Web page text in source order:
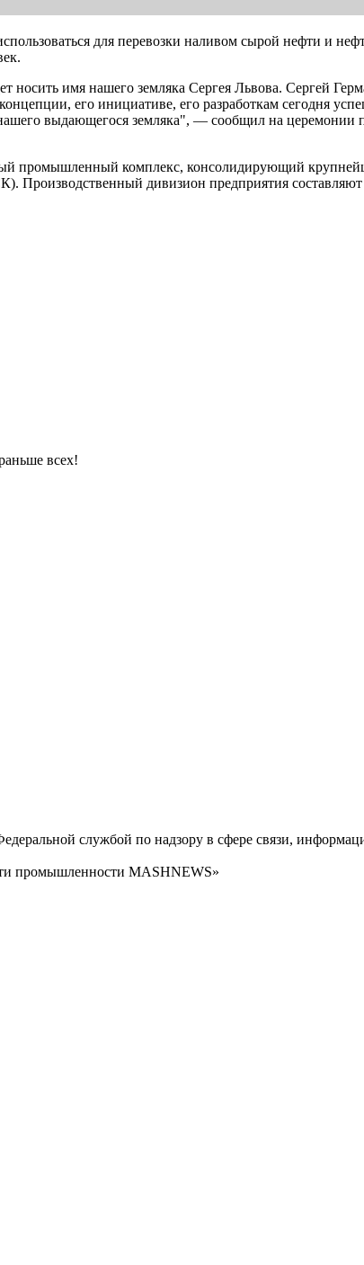
для перевозки наливом сырой нефти и
носить имя нашего земляка Сергея Львова. Сергей
его инициативе, его разработкам сегодня
выдающегося земляка", — сообщил на церемонии
комплекс, консолидирующий
Производственный дивизион предприятия
всех!
службой по надзору в сфере связи,
промышленности MASHNEWS»